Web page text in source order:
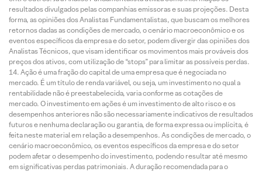
resultados divulgados pelas companhias emissoras e suas projeções. Desta
forma, as opiniões dos Analistas Fundamentalistas, que buscam os melhores
retornos dadas as condições de mercado, o cenário macroeconômico e os
eventos específicos da empresa e do setor, podem divergir das opiniões dos
Analistas Técnicos, que visam identificar os movimentos mais prováveis dos
preços dos ativos, com utilização de “stops” para limitar as possíveis perdas.
Ação é uma fração do capital de uma empresa que é negociada no
mercado. É um título de renda variável, ou seja, um investimento no qual a
rentabilidade não é preestabelecida, varia conforme as cotações de
mercado. O investimento em ações é um investimento de alto risco e os
desempenhos anteriores não são necessariamente indicativos de resultados
futuros e nenhuma declaração ou garantia, de forma expressa ou implícita, é
feita neste material em relação a desempenhos. As condições de mercado, o
cenário macroeconômico, os eventos específicos da empresa e do setor
podem afetar o desempenho do investimento, podendo resultar até mesmo
em significativas perdas patrimoniais. A duração recomendada para o